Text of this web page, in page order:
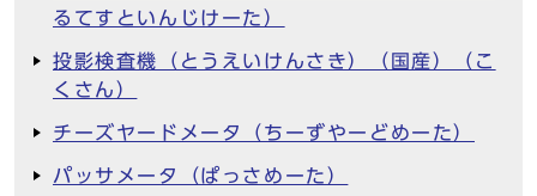
るてすといんじけーた）
投影検査機（とうえいけんさき）（国産）（こ
くさん）
チーズヤードメータ（ちーずやーどめーた）
パッサメータ（ぱっさめーた）